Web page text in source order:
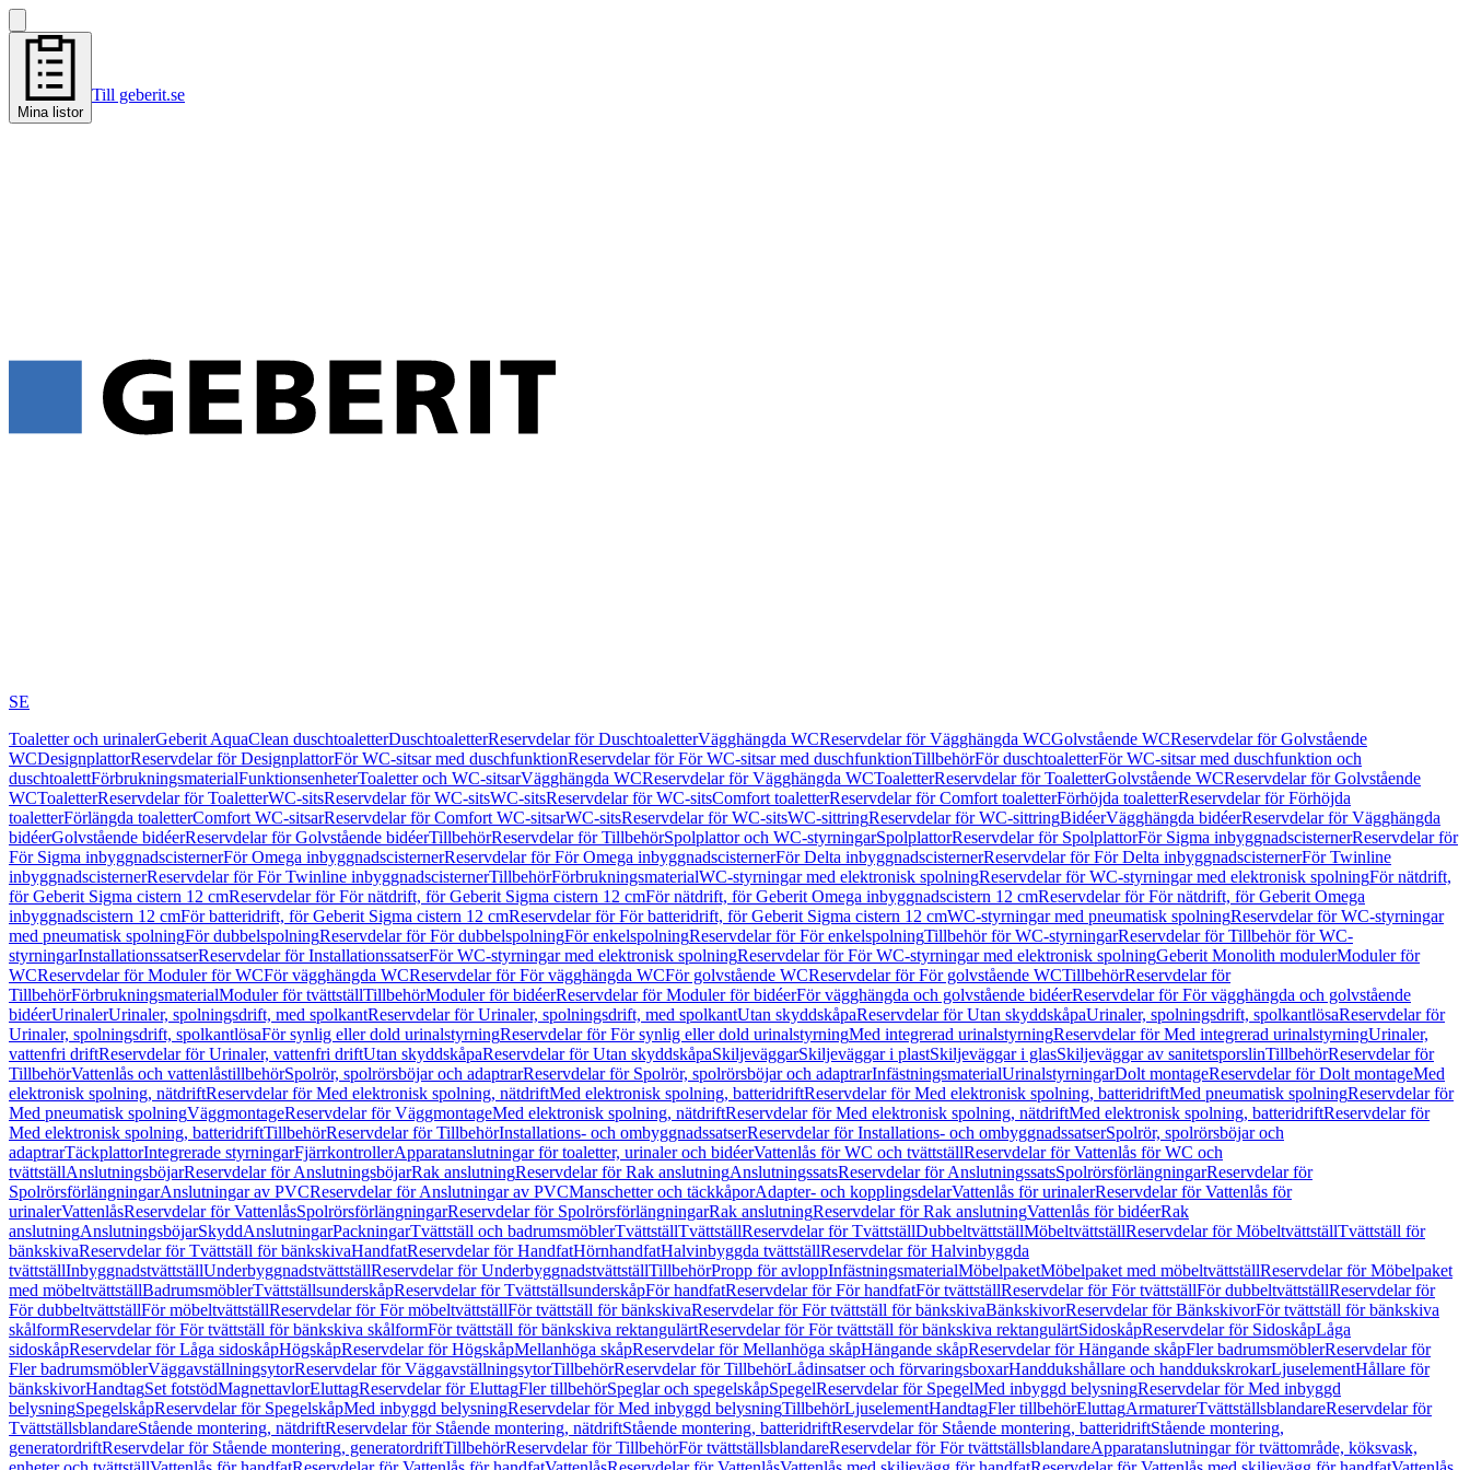
Mina listor
Till geberit.se
SE
Toaletter och urinalerGeberit AquaClean duschtoaletterDuschtoaletterReservdelar för DuschtoaletterVägghängda WCReservdelar för Vägghängda WCGolvstående WCReservdelar för Golvstående
WCDesignplattorReservdelar för DesignplattorFör WC-sitsar med duschfunktionReservdelar för För WC-sitsar med duschfunktionTillbehörFör duschtoaletterFör WC-sitsar med duschfunktion och
duschtoalettFörbrukningsmaterialFunktionsenheterToaletter och WC-sitsarVägghängda WCReservdelar för Vägghängda WCToaletterReservdelar för ToaletterGolvstående WCReservdelar för Golvstående
WCToaletterReservdelar för ToaletterWC-sitsReservdelar för WC-sitsWC-sitsReservdelar för WC-sitsComfort toaletterReservdelar för Comfort toaletterFörhöjda toaletterReservdelar för Förhöjda
toaletterFörlängda toaletterComfort WC-sitsarReservdelar för Comfort WC-sitsarWC-sitsReservdelar för WC-sitsWC-sittringReservdelar för WC-sittringBidéerVägghängda bidéerReservdelar för Vägghängda
bidéerGolvstående bidéerReservdelar för Golvstående bidéerTillbehörReservdelar för TillbehörSpolplattor och WC-styrningarSpolplattorReservdelar för SpolplattorFör Sigma inbyggnadscisternerReservdelar för
För Sigma inbyggnadscisternerFör Omega inbyggnadscisternerReservdelar för För Omega inbyggnadscisternerFör Delta inbyggnadscisternerReservdelar för För Delta inbyggnadscisternerFör Twinline
inbyggnadscisternerReservdelar för För Twinline inbyggnadscisternerTillbehörFörbrukningsmaterialWC-styrningar med elektronisk spolningReservdelar för WC-styrningar med elektronisk spolningFör nätdrift,
för Geberit Sigma cistern 12 cmReservdelar för För nätdrift, för Geberit Sigma cistern 12 cmFör nätdrift, för Geberit Omega inbyggnadscistern 12 cmReservdelar för För nätdrift, för Geberit Omega
inbyggnadscistern 12 cmFör batteridrift, för Geberit Sigma cistern 12 cmReservdelar för För batteridrift, för Geberit Sigma cistern 12 cmWC-styrningar med pneumatisk spolningReservdelar för WC-styrningar
med pneumatisk spolningFör dubbelspolningReservdelar för För dubbelspolningFör enkelspolningReservdelar för För enkelspolningTillbehör för WC-styrningarReservdelar för Tillbehör för WC-
styrningarInstallationssatserReservdelar för InstallationssatserFör WC-styrningar med elektronisk spolningReservdelar för För WC-styrningar med elektronisk spolningGeberit Monolith modulerModuler för
WCReservdelar för Moduler för WCFör vägghängda WCReservdelar för För vägghängda WCFör golvstående WCReservdelar för För golvstående WCTillbehörReservdelar för
TillbehörFörbrukningsmaterialModuler för tvättställTillbehörModuler för bidéerReservdelar för Moduler för bidéerFör vägghängda och golvstående bidéerReservdelar för För vägghängda och golvstående
bidéerUrinalerUrinaler, spolningsdrift, med spolkantReservdelar för Urinaler, spolningsdrift, med spolkantUtan skyddskåpaReservdelar för Utan skyddskåpaUrinaler, spolningsdrift, spolkantlösaReservdelar för
Urinaler, spolningsdrift, spolkantlösaFör synlig eller dold urinalstyrningReservdelar för För synlig eller dold urinalstyrningMed integrerad urinalstyrningReservdelar för Med integrerad urinalstyrningUrinaler,
vattenfri driftReservdelar för Urinaler, vattenfri driftUtan skyddskåpaReservdelar för Utan skyddskåpaSkiljeväggarSkiljeväggar i plastSkiljeväggar i glasSkiljeväggar av sanitetsporslinTillbehörReservdelar för
TillbehörVattenlås och vattenlåstillbehörSpolrör, spolrörsböjar och adaptrarReservdelar för Spolrör, spolrörsböjar och adaptrarInfästningsmaterialUrinalstyrningarDolt montageReservdelar för Dolt montageMed
elektronisk spolning, nätdriftReservdelar för Med elektronisk spolning, nätdriftMed elektronisk spolning, batteridriftReservdelar för Med elektronisk spolning, batteridriftMed pneumatisk spolningReservdelar för
Med pneumatisk spolningVäggmontageReservdelar för VäggmontageMed elektronisk spolning, nätdriftReservdelar för Med elektronisk spolning, nätdriftMed elektronisk spolning, batteridriftReservdelar för
Med elektronisk spolning, batteridriftTillbehörReservdelar för TillbehörInstallations- och ombyggnadssatserReservdelar för Installations- och ombyggnadssatserSpolrör, spolrörsböjar och
adaptrarTäckplattorIntegrerade styrningarFjärrkontrollerApparatanslutningar för toaletter, urinaler och bidéerVattenlås för WC och tvättställReservdelar för Vattenlås för WC och
tvättställAnslutningsböjarReservdelar för AnslutningsböjarRak anslutningReservdelar för Rak anslutningAnslutningssatsReservdelar för AnslutningssatsSpolrörsförlängningarReservdelar för
SpolrörsförlängningarAnslutningar av PVCReservdelar för Anslutningar av PVCManschetter och täckkåporAdapter- och kopplingsdelarVattenlås för urinalerReservdelar för Vattenlås för
urinalerVattenlåsReservdelar för VattenlåsSpolrörsförlängningarReservdelar för SpolrörsförlängningarRak anslutningReservdelar för Rak anslutningVattenlås för bidéerRak
anslutningAnslutningsböjarSkyddAnslutningarPackningarTvättställ och badrumsmöblerTvättställTvättställReservdelar för TvättställDubbeltvättställMöbeltvättställReservdelar för MöbeltvättställTvättställ för
bänkskivaReservdelar för Tvättställ för bänkskivaHandfatReservdelar för HandfatHörnhandfatHalvinbyggda tvättställReservdelar för Halvinbyggda
tvättställInbyggnadstvättställUnderbyggnadstvättställReservdelar för UnderbyggnadstvättställTillbehörPropp för avloppInfästningsmaterialMöbelpaketMöbelpaket med möbeltvättställReservdelar för Möbelpaket
med möbeltvättställBadrumsmöblerTvättställsunderskåpReservdelar för TvättställsunderskåpFör handfatReservdelar för För handfatFör tvättställReservdelar för För tvättställFör dubbeltvättställReservdelar för
För dubbeltvättställFör möbeltvättställReservdelar för För möbeltvättställFör tvättställ för bänkskivaReservdelar för För tvättställ för bänkskivaBänkskivorReservdelar för BänkskivorFör tvättställ för bänkskiva
skålformReservdelar för För tvättställ för bänkskiva skålformFör tvättställ för bänkskiva rektangulärtReservdelar för För tvättställ för bänkskiva rektangulärtSidoskåpReservdelar för SidoskåpLåga
sidoskåpReservdelar för Låga sidoskåpHögskåpReservdelar för HögskåpMellanhöga skåpReservdelar för Mellanhöga skåpHängande skåpReservdelar för Hängande skåpFler badrumsmöblerReservdelar för
Fler badrumsmöblerVäggavställningsytorReservdelar för VäggavställningsytorTillbehörReservdelar för TillbehörLådinsatser och förvaringsboxarHanddukshållare och handdukskrokarLjuselementHållare för
bänkskivorHandtagSet fotstödMagnettavlorEluttagReservdelar för EluttagFler tillbehörSpeglar och spegelskåpSpegelReservdelar för SpegelMed inbyggd belysningReservdelar för Med inbyggd
belysningSpegelskåpReservdelar för SpegelskåpMed inbyggd belysningReservdelar för Med inbyggd belysningTillbehörLjuselementHandtagFler tillbehörEluttagArmaturerTvättställsblandareReservdelar för
TvättställsblandareStående montering, nätdriftReservdelar för Stående montering, nätdriftStående montering, batteridriftReservdelar för Stående montering, batteridriftStående montering,
generatordriftReservdelar för Stående montering, generatordriftTillbehörReservdelar för TillbehörFör tvättställsblandareReservdelar för För tvättställsblandareApparatanslutningar för tvättområde, köksvask,